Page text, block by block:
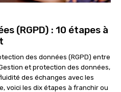
(RGPD) : 10 étapes à
données (RGPD) entre
et protection des données,
des échanges avec les
voici les dix étapes à franchir ou